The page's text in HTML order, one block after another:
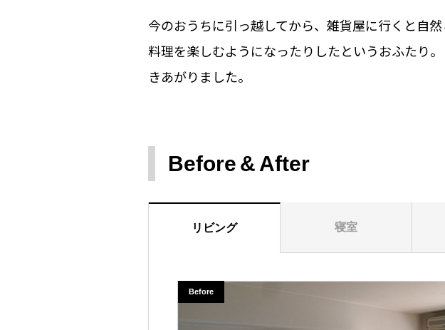
今のおうちに引っ越してから、雑貨屋に行くと自
料理を楽しむようになったりしたというおふたり
きあがりました。
Before After
リビング 寝室